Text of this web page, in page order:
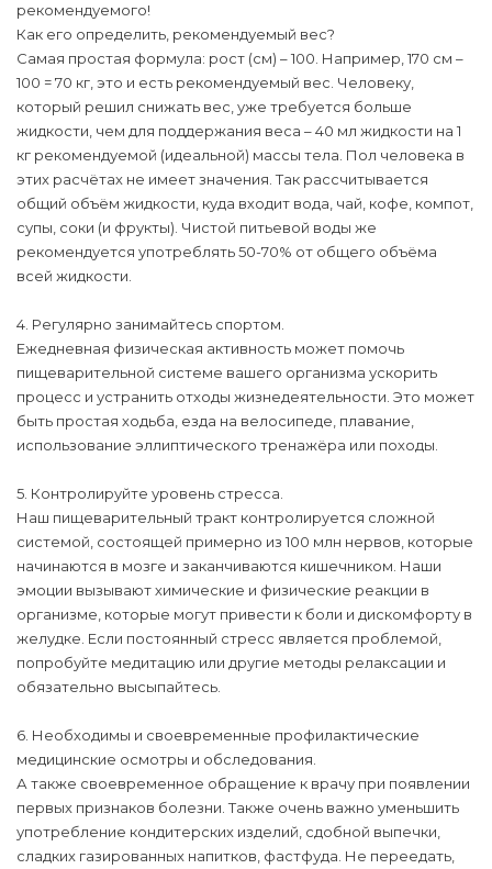
рекомендуемого!
Как его определить, рекомендуемый вес?
Самая простая формула: рост (см) – 100. Например, 170 см –
100 = 70 кг, это и есть рекомендуемый вес. Человеку,
который решил снижать вес, уже требуется больше
жидкости, чем для поддержания веса – 40 мл жидкости на 1
кг рекомендуемой (идеальной) массы тела. Пол человека в
этих расчётах не имеет значения. Так рассчитывается
общий объём жидкости, куда входит вода, чай, кофе, компот,
супы, соки (и фрукты). Чистой питьевой воды же
рекомендуется употреблять 50-70% от общего объёма
всей жидкости.
4. Регулярно занимайтесь спортом.
Ежедневная физическая активность может помочь
пищеварительной системе вашего организма ускорить
процесс и устранить отходы жизнедеятельности. Это может
быть простая ходьба, езда на велосипеде, плавание,
использование эллиптического тренажёра или походы.
5. Контролируйте уровень стресса.
Наш пищеварительный тракт контролируется сложной
системой, состоящей примерно из 100 млн нервов, которые
начинаются в мозге и заканчиваются кишечником. Наши
эмоции вызывают химические и физические реакции в
организме, которые могут привести к боли и дискомфорту в
желудке. Если постоянный стресс является проблемой,
попробуйте медитацию или другие методы релаксации и
обязательно высыпайтесь.
6. Необходимы и своевременные профилактические
медицинские осмотры и обследования.
А также своевременное обращение к врачу при появлении
первых признаков болезни. Также очень важно уменьшить
употребление кондитерских изделий, сдобной выпечки,
сладких газированных напитков, фастфуда. Не переедать,